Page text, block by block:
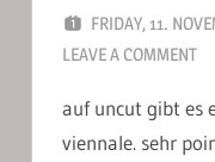
FRIDAY, 11.
LEAVE A COMMENT
auf uncut gibt es
viennale. sehr